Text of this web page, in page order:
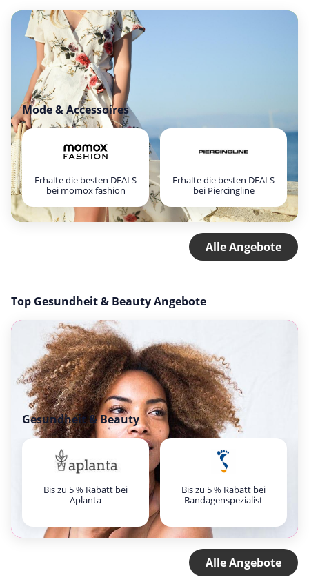
Mode & Accessoires
Erhalte die besten DEALS
bei momox fashion
Erhalte die besten DEALS
bei Piercingline
Alle Angebote
Top Gesundheit & Beauty Angebote
Gesundheit & Beauty
Bis zu 5 % Rabatt bei
Aplanta
Bis zu 5 % Rabatt bei
Bandagenspezialist
Alle Angebote